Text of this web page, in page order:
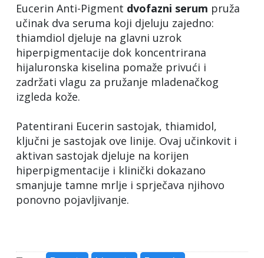
Eucerin Anti-Pigment dvofazni serum pruža
učinak dva seruma koji djeluju zajedno:
thiamdiol djeluje na glavni uzrok
hiperpigmentacije dok koncentrirana
hijaluronska kiselina pomaže privući i
zadržati vlagu za pružanje mladenačkog
izgleda kože.
Patentirani Eucerin sastojak, thiamidol,
ključni je sastojak ove linije. Ovaj učinkovit i
aktivan sastojak djeluje na korijen
hiperpigmentacije i klinički dokazano
smanjuje tamne mrlje i sprječava njihovo
ponovno pojavljivanje.